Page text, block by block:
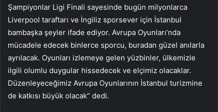
Şampiyonlar Ligi Finali sayesinde bugün milyonlarca
Liverpool taraftarı ve İngiliz sporsever için İstanbul
bambaşka şeyler ifade ediyor. Avrupa Oyunları’nda
mücadele edecek binlerce sporcu, buradan güzel anılarla
ayrılacak. Oyunları izlemeye gelen yüzbinler, ülkemizle
ilgili olumlu duygular hissedecek ve elçimiz olacaklar.
Düzenleyeceğimiz Avrupa Oyunlarının İstanbul turizmine
de katkısı büyük olacak” dedi.